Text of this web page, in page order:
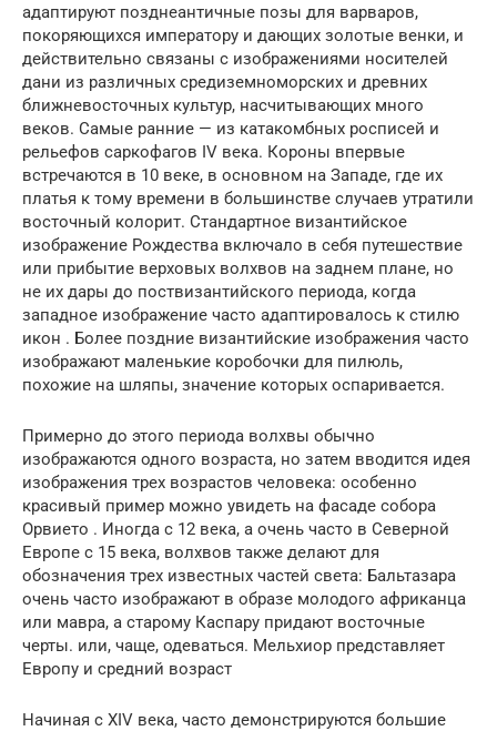
адаптируют позднеантичные позы для варваров,
покоряющихся императору и дающих золотые венки, и
действительно связаны с изображениями носителей
дани из различных средиземноморских и древних
ближневосточных культур, насчитывающих много
веков. Самые ранние — из катакомбных росписей и
рельефов саркофагов IV века. Короны впервые
встречаются в 10 веке, в основном на Западе, где их
платья к тому времени в большинстве случаев утратили
восточный колорит. Стандартное византийское
изображение Рождества включало в себя путешествие
или прибытие верховых волхвов на заднем плане, но
не их дары до поствизантийского периода, когда
западное изображение часто адаптировалось к стилю
икон . Более поздние византийские изображения часто
изображают маленькие коробочки для пилюль,
похожие на шляпы, значение которых оспаривается.
Примерно до этого периода волхвы обычно
изображаются одного возраста, но затем вводится идея
изображения трех возрастов человека: особенно
красивый пример можно увидеть на фасаде собора
Орвието . Иногда с 12 века, а очень часто в Северной
Европе с 15 века, волхвов также делают для
обозначения трех известных частей света: Бальтазара
очень часто изображают в образе молодого африканца
или мавра, а старому Каспару придают восточные
черты. или, чаще, одеваться. Мельхиор представляет
Европу и средний возраст
Начиная с XIV века, часто демонстрируются большие